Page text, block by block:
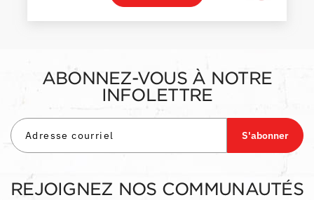
ABONNEZ-VOUS À NOTRE
INFOLETTRE
S'abonner
REJOIGNEZ NOS COMMUNAUTÉS